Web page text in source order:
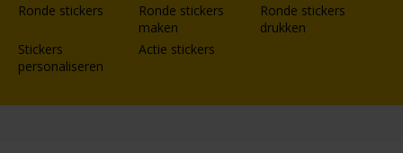
Ronde stickers
Ronde stickers
maken
Ronde stickers
drukken
Stickers
personaliseren
Actie stickers